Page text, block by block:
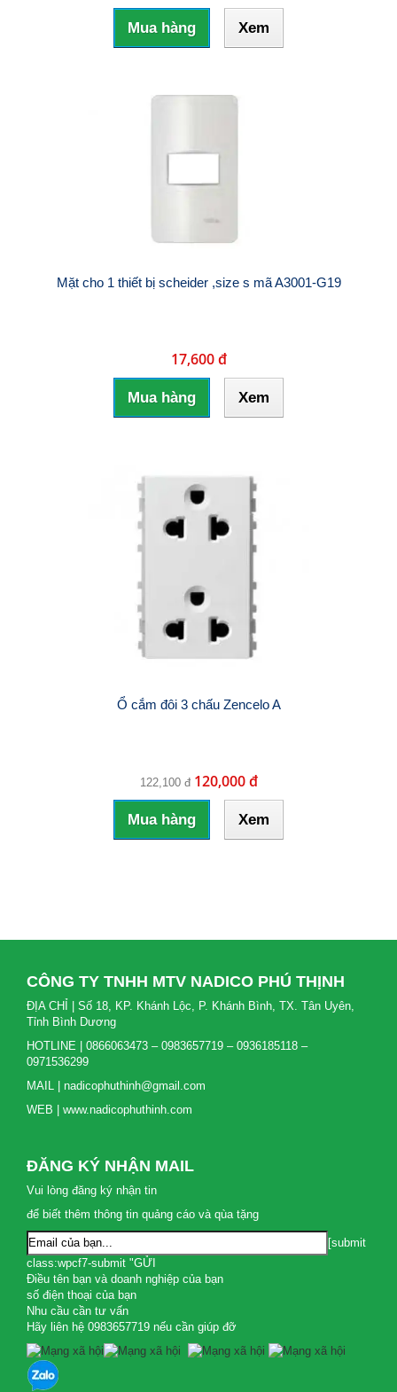
Mua hàng Xem
Mặt cho 1 thiết bị scheider ,size s mã A3001-G19
17,600 đ
Mua hàng Xem
Ổ cắm đôi 3 chấu Zencelo A
122,100 đ 120,000 đ
Mua hàng Xem
CÔNG TY TNHH MTV NADICO PHÚ THỊNH
ĐỊA CHỈ | Số 18, KP. Khánh Lộc, P. Khánh Bình, TX. Tân Uyên,
Tỉnh Bình Dương
HOTLINE | 0866063473 – 0983657719 – 0936185118 –
0971536299
MAIL | nadicophuthinh@gmail.com
WEB | www.nadicophuthinh.com
ĐĂNG KÝ NHẬN MAIL
Vui lòng đăng ký nhận tin
để biết thêm thông tin quảng cáo và qùa tặng
[submit
class:wpcf7-submit "GỬI
Điều tên bạn và doanh nghiệp của bạn
số điện thoại của bạn
Nhu cầu cần tư vấn
Hãy liên hệ 0983657719 nếu cần giúp đỡ